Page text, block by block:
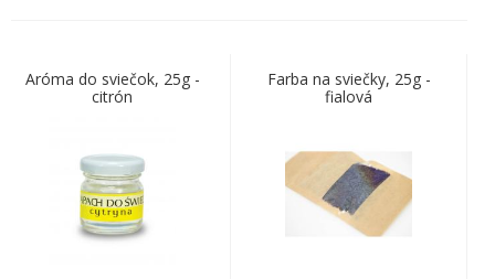
Aróma do sviečok, 25g -
citrón
Farba na sviečky, 25g -
fialová